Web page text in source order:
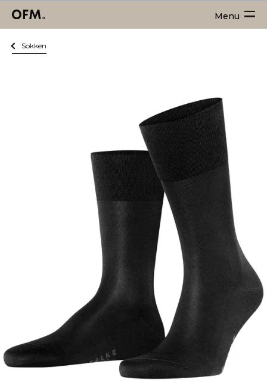
Menu
Sokken